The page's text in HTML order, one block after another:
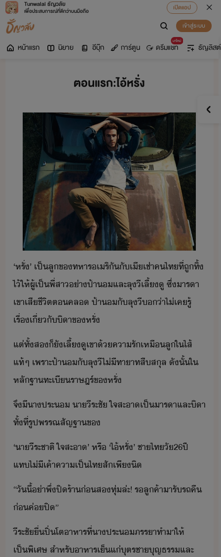
Tunwalai ธัญวลัย
เพื่อประสบการณ์ที่ดีกว่าบนมือถือ
เปิดแอป
เข้าสู่ระบบ
หน้าแรก นิยาย อีบุ๊ก การ์ตูน
มาใหม่
ดรีมแชท ธัญลิสต์
ตอนแรก:ไอ้หรั่ง
‘​หรั่​’​ ​เป็​ลู​ข​ทหาร​เริั​ั​เีเช่า​คไท​ที่​ถู​ทิ้​
ไ้​ให้​ผู้​เป็​พี่สา​่า​ป้า​​และ​ลุ​ี​เลี้ู​ ​ซึ่​ารา​
เขา​เสีชีิต​ต​คล​ ​ป้า​​ั​ลุ​ี​่า​ไ่เค​รู้
เรื่​เี่ั​ิา​ข​หรั่
แต่​ทั้ส​็​ั​เลี้ู​เขา​้​คารั​เหื​ลูใไส้​
แท้ๆ​ ​เพราะ​ป้า​​ั​ลุ​ี​ไ่ี​ทาาท​สืสุล​ ​ัั้​ใ​
หลัฐา​ทะเี​ราษฎร์​ข​หรั่
จึ​ีา​ประ​ ​า​ีระชั​ ​ใจสะา​เป็า​รา​และ​ิา​
​ทั้ที่​รูปพรรณ​สัญ​ฐา​ข
‘​า​ีระชาติ​ ​ใจสะา​’​ ​หรื​ ​‘​ไ้​หรั่​’​ ​ชา​ไท​ั​26​ปี​ ​
แท​ไ่ี​เค้าคา​เป็ไท​สั​เพี​ิ
“​ัี้​่า​พึ่​ปิ​ร้า​่​ส​ทุ่​ล่ะ​!​ ​รลู​ค​้า​ารั​รถ​คื​
่​ค่​ปิ​”
ีระชั​ื่​ปิ่โต​าหาร​ที่า​ประ​ภรรา​ทำ​า​ให้​
เป็พิเศษ​ ​สำหรั​าหารเ็​แ่​ุตรชา​ุญธรร​และ​